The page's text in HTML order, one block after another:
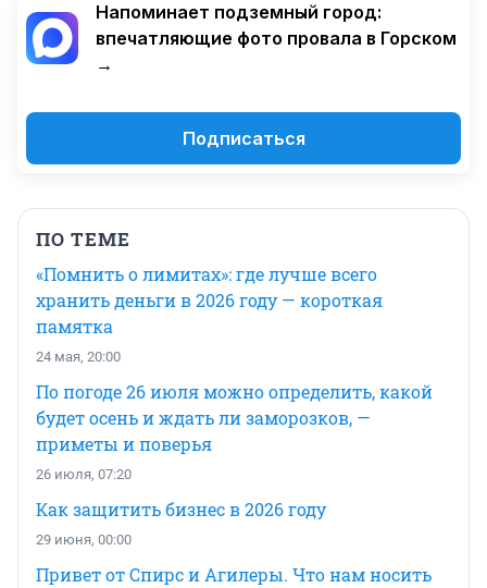
Напоминает подземный город:
впечатляющие фото провала в Горском
→
Подписаться
ПО ТЕМЕ
«Помнить о лимитах»: где лучше всего
хранить деньги в 2026 году — короткая
памятка
24 мая, 20:00
По погоде 26 июля можно определить, какой
будет осень и ждать ли заморозков, —
приметы и поверья
26 июля, 07:20
Как защитить бизнес в 2026 году
29 июня, 00:00
Привет от Спирс и Агилеры. Что нам носить